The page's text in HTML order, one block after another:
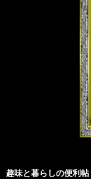
趣味と暮らしの便利帖